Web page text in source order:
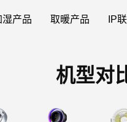
湿产品 取暖产品 IP
机型对